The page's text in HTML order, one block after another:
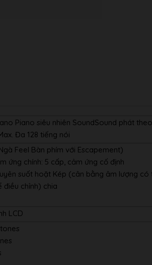
Piano siêu nhiên SoundSound phát
Đa 128 tiếng nói
Feel Bàn phím với Escapement)
ứng chính: 5 cấp, cảm ứng cố định
suốt hoặt Kép (cân bằng âm lượng có
chỉnh) chia
LCD